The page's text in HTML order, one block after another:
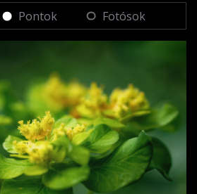
Pontok Fotósok